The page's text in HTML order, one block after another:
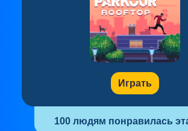
Играть
100 людям понравилась